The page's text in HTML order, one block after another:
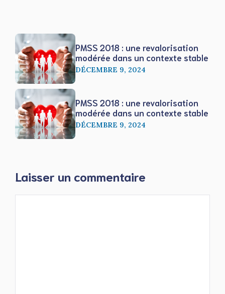
PMSS 2018 : une revalorisation
modérée dans un contexte stable
DÉCEMBRE 9, 2024
PMSS 2018 : une revalorisation
modérée dans un contexte stable
DÉCEMBRE 9, 2024
Laisser un commentaire